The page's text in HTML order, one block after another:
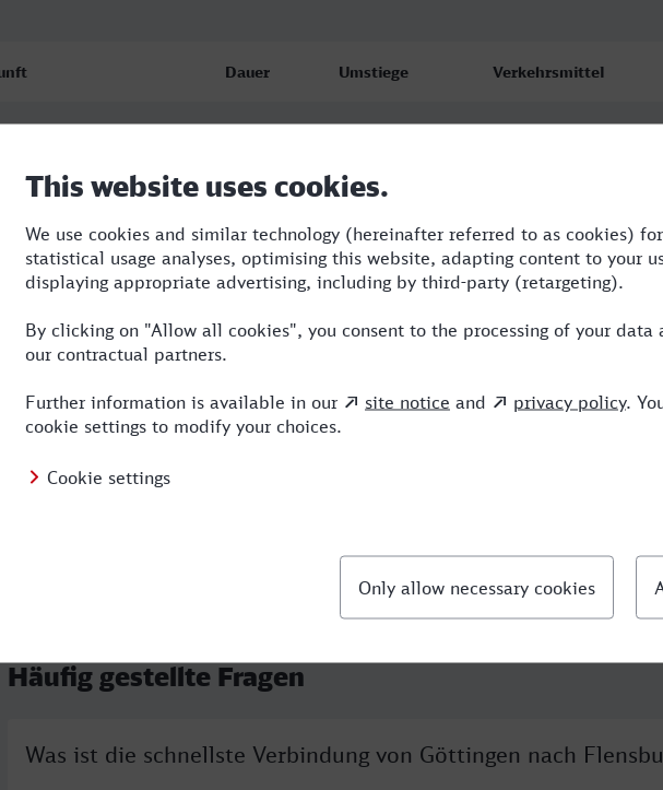
08-03 18:16
Dauer Umstiege Verkehrsmittel
5:09 3 NBE,RE,ICE
Flensburg
5:56 3 BUS,RE,ICE
Häufig gestellte Fragen
Was ist die schnellste Verbindung von Göttingen nach